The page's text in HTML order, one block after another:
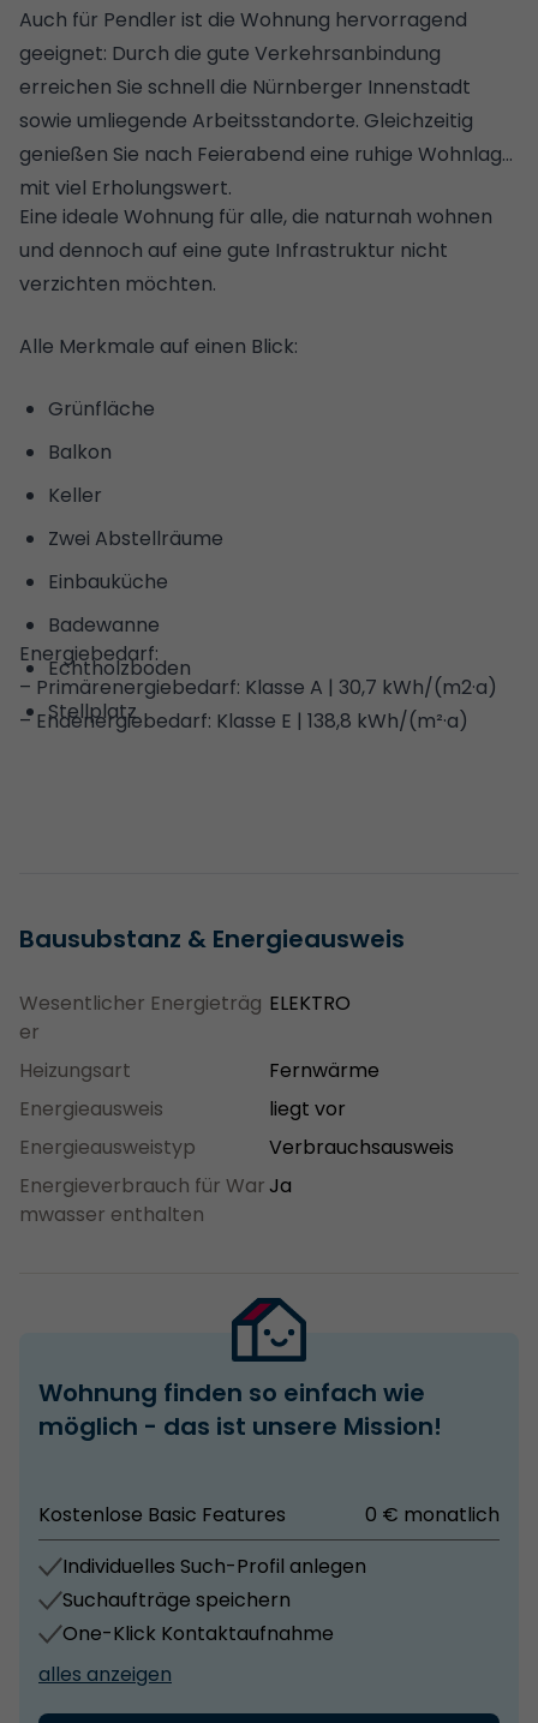
Auch für Pendler ist die Wohnung hervorragend
geeignet: Durch die gute Verkehrsanbindung
erreichen Sie schnell die Nürnberger Innenstadt
sowie umliegende Arbeitsstandorte. Gleichzeitig
genießen Sie nach Feierabend eine ruhige Wohnlage
mit viel Erholungswert.
Eine ideale Wohnung für alle, die naturnah wohnen
und dennoch auf eine gute Infrastruktur nicht
verzichten möchten.
Alle Merkmale auf einen Blick:
Grünfläche
Balkon
Keller
Zwei Abstellräume
Einbauküche
Badewanne
Echtholzboden
Stellplatz
Energiebedarf:
– Primärenergiebedarf: Klasse A | 30,7 kWh/(m2·a)
– Endenergiebedarf: Klasse E | 138,8 kWh/(m²·a)
Bausubstanz & Energieausweis
Wesentlicher Energieträg
er
ELEKTRO
Heizungsart
Fernwärme
Energieausweis
liegt vor
Energieausweistyp
Verbrauchsausweis
Energieverbrauch für War
mwasser enthalten
Ja
Wohnung finden so einfach wie
möglich - das ist unsere Mission!
Kostenlose Basic Features
0 € monatlich
Individuelles Such-Profil anlegen
Suchaufträge speichern
One-Klick Kontaktaufnahme
alles anzeigen